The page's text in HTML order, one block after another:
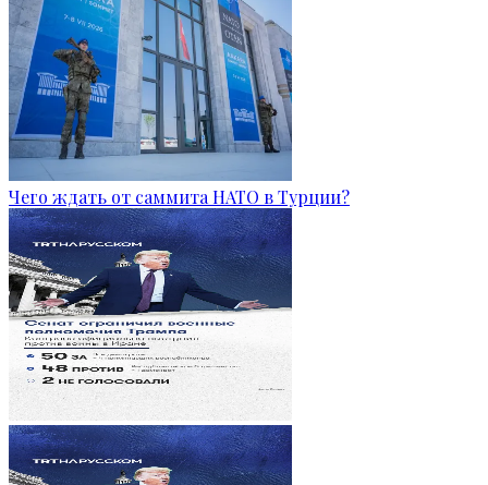
Чего ждать от саммита НАТО в Турции?